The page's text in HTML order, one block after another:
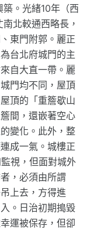
。光緒10年（西
北較通西略長，
東門附郭。麗正
台北府城門的主
自大直一帶。麗
門均不同，屋頂
頂的「重簷歇山
間，還嵌著空心
變化。此外，整
成一氣。城樓正
視，但面對城外
，必須由所謂
上去，方得進
。日治初期搗毀
運被保存，但卻